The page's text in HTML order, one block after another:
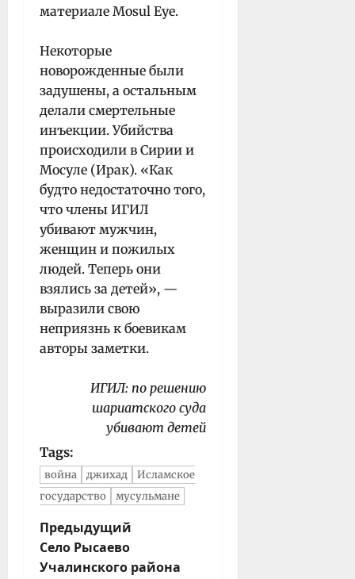
материале Mosul Eye.
Некоторые
новорожденные были
задушены, а остальным
делали смертельные
инъекции. Убийства
происходили в Сирии и
Мосуле (Ирак). «Как
будто недостаточно того,
что члены ИГИЛ
убивают мужчин,
женщин и пожилых
людей. Теперь они
взялись за детей», —
выразили свою
неприязнь к боевикам
авторы заметки.
ИГИЛ: по решению
шариатского суда
убивают детей
Tags:
война джихад
Исламское
государство
мусульмане
Н
а
в
Предыдущий
Село Рысаево
Учалинского района